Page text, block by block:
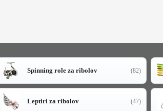
Spinning role za ribolov (82)
Leptiri za ribolov (47)